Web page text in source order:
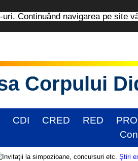
Continuând navigarea pe site
Corpului
CDI CRED RED
Ştiri